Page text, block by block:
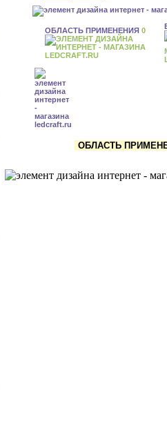
ОБЛАСТЬ ПРИМЕНЕНИЯ 0
ОБЛАСТЬ